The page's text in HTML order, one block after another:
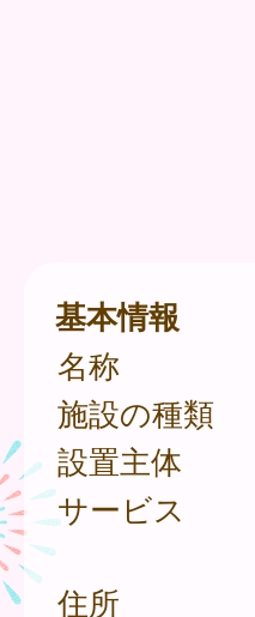
基本情報
名称
施設の種類
設置主体
サービス
住所